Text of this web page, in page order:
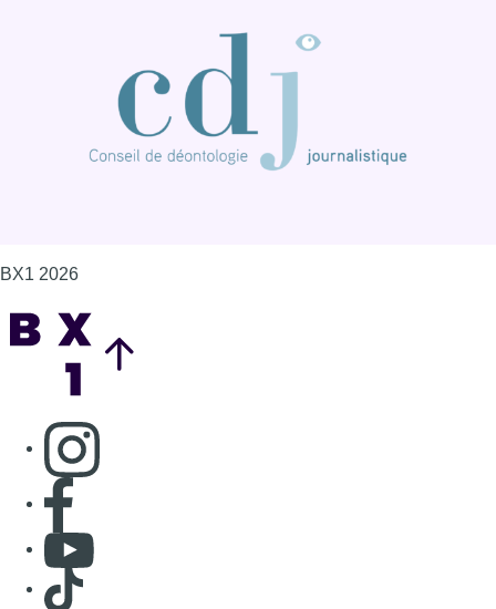
BX1 2026
Consulter page Instagram
Consulter page Facebook
Consulter Youtube
Consulter TikTok